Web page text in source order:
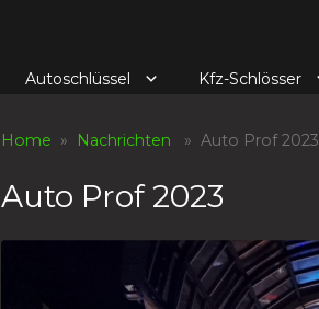
Autoschlüssel Kfz-Schlösser
Home » Nachrichten » Auto Prof 2023
Auto Prof 2023